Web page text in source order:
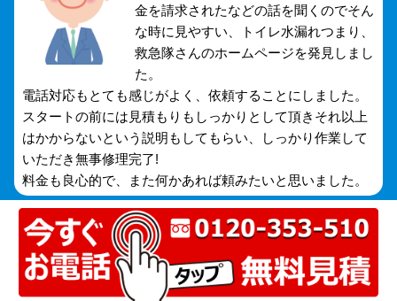
金を請求されたなどの話を聞くのでそん
な時に見やすい、トイレ水漏れつまり、
救急隊さんのホームページを発見しまし
た。
電話対応もとても感じがよく、依頼することにしました。
スタートの前には見積もりもしっかりとして頂きそれ以上
はかからないという説明もしてもらい、しっかり作業して
いただき無事修理完了!
料金も良心的で、また何かあれば頼みたいと思いました。